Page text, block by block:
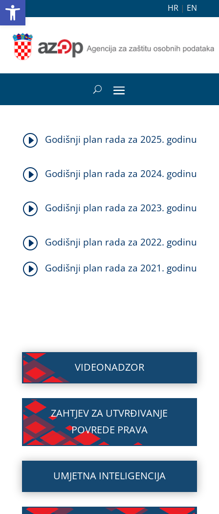
HR | EN
I Godišnji plan rada za 2025. godinu
I Godišnji plan rada za 2024. godinu
I Godišnji plan rada za 2023. godinu
I Godišnji plan rada za 2022. godinu
I Godišnji plan rada za 2021. godinu
VIDEONADZOR
ZAHTJEV ZA UTVRĐIVANJE
POVREDE PRAVA
UMJETNA INTELIGENCIJA